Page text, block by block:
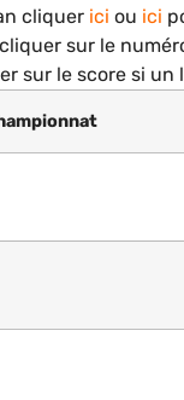
cliquer ici ou ici
sur le
sur le score si un